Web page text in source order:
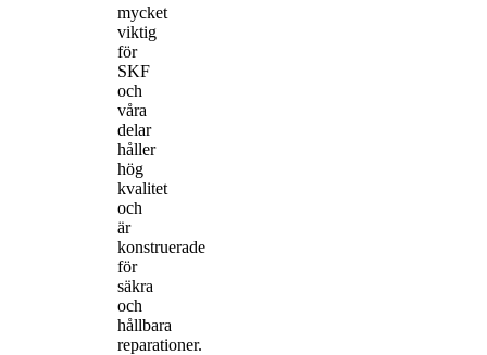
mycket
viktig
för
SKF
och
våra
delar
håller
hög
kvalitet
och
är
konstruerade
för
säkra
och
hållbara
reparationer.